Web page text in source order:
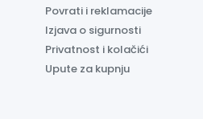
Povrati i reklamacije
Izjava o sigurnosti
Privatnost i kolačići
Upute za kupnju